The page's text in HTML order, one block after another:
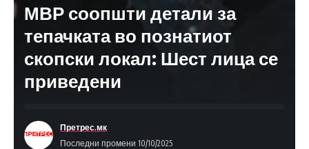
МВР соопшти детали за
тепачката во познатиот
скопски локал: Шест лица се
приведени
Последни промени 10/10/2025
Претрес.мк